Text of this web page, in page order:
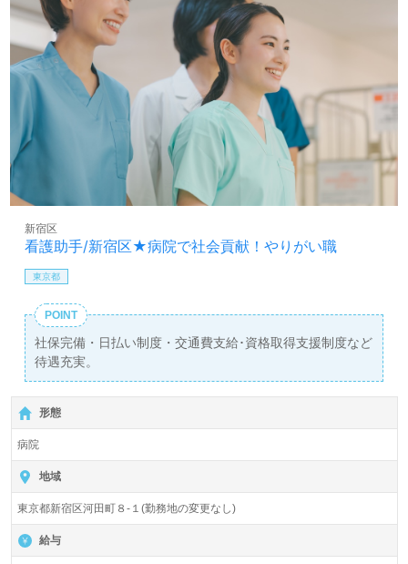
看護助手/新宿区★病院で社会貢献！やりがい職
新宿区
東京都
POINT
社保完備・日払い制度・交通費支給･資格取得支援制度など
待遇充実。
形態
病院
地域
東京都新宿区河田町８-１(勤務地の変更なし)
給与